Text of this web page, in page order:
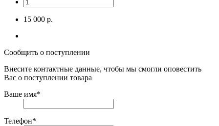
15 000 р.
Сообщить о поступлении
Внесите контактные данные, чтобы мы смогли оповестить
Вас о поступлении товара
Ваше имя*
Телефон*